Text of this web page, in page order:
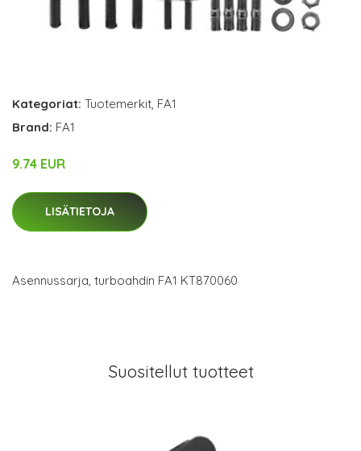
Kategoriat: Tuotemerkit, FA1
Brand: FA1
9.74 EUR
LISÄTIETOJA
Asennussarja, turboahdin FA1 KT870060
Suositellut tuotteet